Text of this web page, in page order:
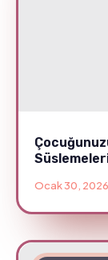
Ocak 30, 2026